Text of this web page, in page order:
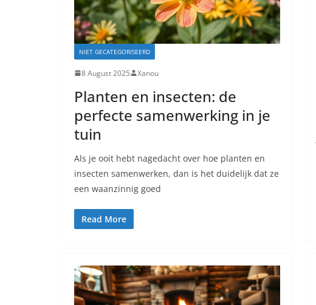
NIET GECATEGORISEERD
8 August 2025 Xanou
Planten en insecten: de
perfecte samenwerking in je
tuin
Als je ooit hebt nagedacht over hoe planten en
insecten samenwerken, dan is het duidelijk dat ze
een waanzinnig goed
Read More